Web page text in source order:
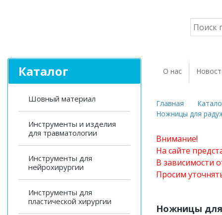
Каталог
Шовный материал
Инструменты и изделия
для травматологии
Инструменты для
нейрохирургии
Инструменты для
пластической хирургии
О нас
Главная
Ножницы для
Внимание!
На сайте
В зависимости
Просим
Ножницы